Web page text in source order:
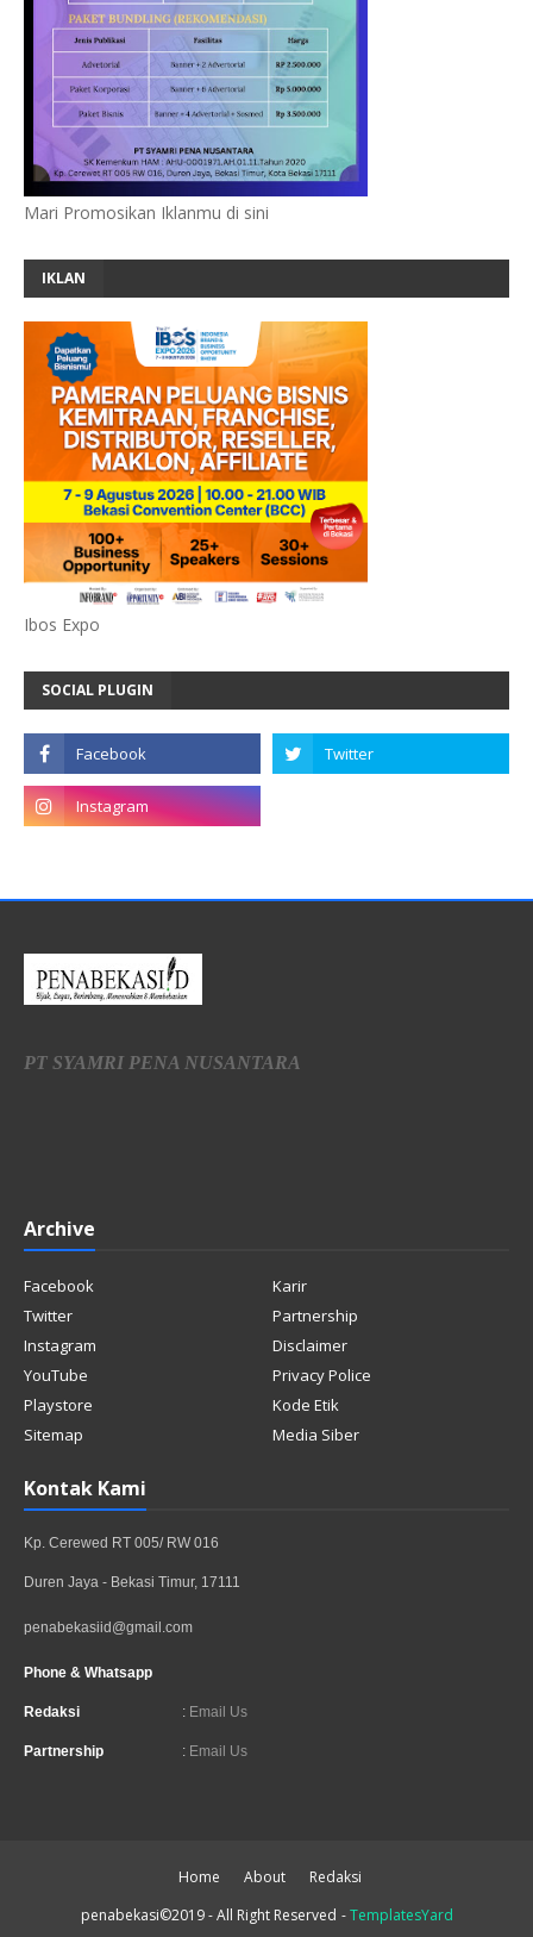
Mari Promosikan Iklanmu di sini
IKLAN
Ibos Expo
SOCIAL PLUGIN
PT SYAMRI PENA NUSANTARA
Archive
Facebook
Karir
Twitter
Partnership
Instagram
Disclaimer
YouTube
Privacy Police
Playstore
Kode Etik
Sitemap
Media Siber
Kontak Kami
Kp. Cerewed RT 005/ RW 016
Duren Jaya - Bekasi Timur, 17111
penabekasiid@gmail.com
Phone & Whatsapp
Redaksi : Email Us
Partnership : Email Us
Home About
Redaksi
penabekasi©2019 - All Right Reserved -TemplatesYard